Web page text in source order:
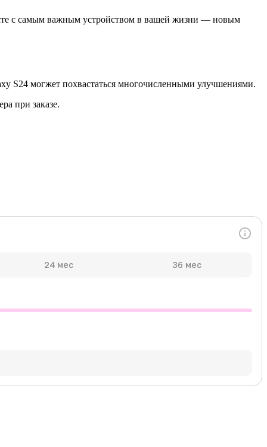
с самым важным устройством в вашей жизни — новым
S24 могжет похвастаться многочисленными улучшениями.
при заказе.
24 мес 36 мес